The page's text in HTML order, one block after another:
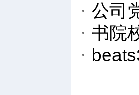
公司
书院